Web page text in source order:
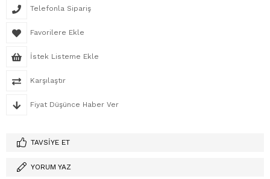
Telefonla Sipariş
Favorilere Ekle
İstek Listeme Ekle
Karşılaştır
Fiyat Düşünce Haber Ver
TAVSIYE ET
YORUM YAZ